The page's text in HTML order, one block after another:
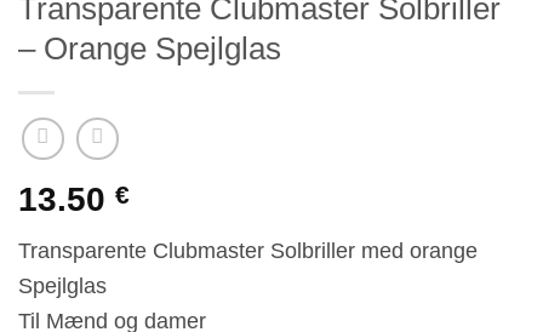
Transparente Clubmaster Solbriller
– Orange Spejlglas
13.50 €
Transparente Clubmaster Solbriller med orange
Spejlglas
Til Mænd og damer